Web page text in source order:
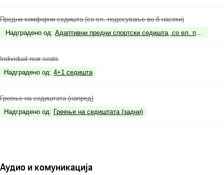
Предни комфорни седишта (со ел. подесување во 8 насоки)
Надградено од: Адаптивни предни спортски седишта, со ел.
Individual rear seats
Надградено од: 4+1 седишта
Греење на седиштата (напред)
Надградено од: Греење на седиштата (задни)
Аудио и комуникација